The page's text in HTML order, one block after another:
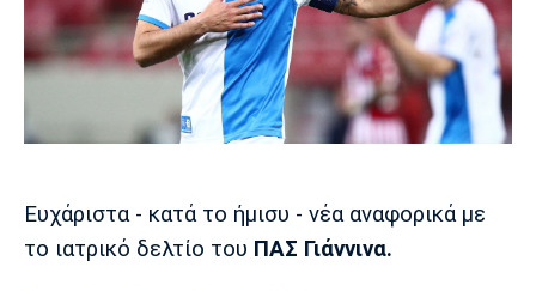
Ποδόσφαιρο Γυναικών
Βιβλίο
Μουσική
Πολιτισμός
Έντυπη έκδοση
Στήλες
Τραγούδια
Running
Πρόγραμμα TV
Παναχαϊκή Ηρακλής Βόλος
Eυχάριστα - κατά το ήμισυ - νέα αναφορικά με
το ιατρικό δελτίο του ΠΑΣ Γιάννινα.